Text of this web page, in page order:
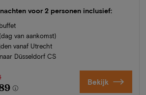
voor 2 personen inclusief:
van aankomst)
vanaf Utrecht
Düsseldorf CS
Bekijk